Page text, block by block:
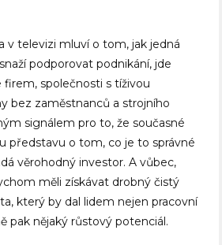
v televizi mluví o tom, jak jedná
podporovat podnikání, jde
společnosti s tíživou
bez zaměstnanců a strojního
signálem pro to, že současné
představu o tom, co je to správné
věrohodný investor. A vůbec,
měli získávat drobný čistý
který by dal lidem nejen pracovní
pak nějaký růstový potenciál.